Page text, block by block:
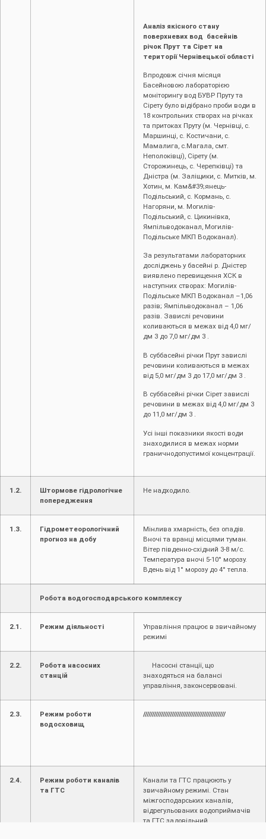
Аналіз якісного стану
поверхневих вод басейнів
річок Прут та Сірет на
території Чернівецької області
Впродовж січня місяця
Басейновою лабораторією
моніторингу вод БУВР Пруту та
Сірету було відібрано проби води в
18 контрольних створах на річках
та притоках Пруту (м. Чернівці, c.
Маршинці, с. Костичани, с.
Мамалига, с.Магала, смт.
Неполоківці), Сірету (м.
Сторожинець, с. Черепківці) та
Дністра (м. Заліщики, с. Митків, м.
Хотин, м. Кам&#39;янець-
Подільський, с. Кормань, с.
Нагоряни, м. Могилів-
Подільський, с. Цикинівка,
Ямпільводоканал, Могилів-
Подільське МКП Водоканал).
За результатами лабораторних
досліджень у басейні р. Дністер
виявлено перевищення ХСК в
наступних створах: Могилів-
Подільське МКП Водоканал –1,06
разів; Ямпільводоканал – 1,06
разів. Завислі речовини
коливаються в межах від 4,0 мг/
дм 3 до 7,0 мг/дм 3 .
В суббасейні річки Прут завислі
речовини коливаються в межах
від 5,0 мг/дм 3 до 17,0 мг/дм 3 .
В суббасейні річки Сірет завислі
речовини в межах від 4,0 мг/дм 3
до 11,0 мг/дм 3 .
Усі інші показники якості води
знаходилися в межах норми
граничнодопустимої концентрації.
1.2.
Штормове гідрологічне
попередження
Не надходило.
1.3.
Гідрометеорологічний
прогноз на добу
Мінлива хмарність, без опадів.
Вночі та вранці місцями туман.
Вітер південно-східний 3-8 м/с.
Температура вночі 5-10° морозу.
Вдень від 1° морозу до 4° тепла.
Робота водогосподарського комплексу
2.1. Режим діяльності
Управління працює в звичайному
режимі
2.2.
Робота насосних
станцій
Насосні станції, що
знаходяться на балансі
управління, законсервовані.
2.3.
Режим роботи
водосховищ
//////////////////////////////////////////////
2.4.
Режим роботи каналів
та ГТС
Канали та ГТС працюють у
звичайному режимі. Стан
міжгосподарських каналів,
відрегульованих водоприймачів
та ГТС задовільний.